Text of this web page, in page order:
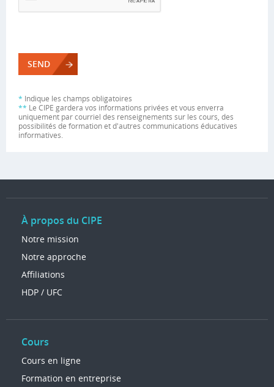
* Indique les champs obligatoires
** Le CIPE gardera vos informations privées et vous enverra
uniquement par courriel des renseignements sur les cours, des
possibilités de formation et d'autres communications éducatives
informatives.
À propos du CIPE
Notre mission
Notre approche
Affiliations
HDP / UFC
Cours
Cours en ligne
Formation en entreprise